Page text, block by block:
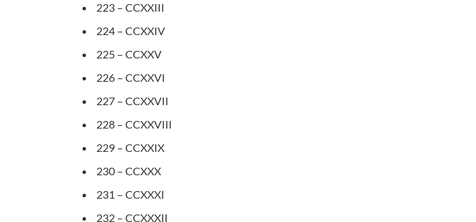
223 – CCXXIII
224 – CCXXIV
225 – CCXXV
226 – CCXXVI
227 – CCXXVII
228 – CCXXVIII
229 – CCXXIX
230 – CCXXX
231 – CCXXXI
232 – CCXXXII